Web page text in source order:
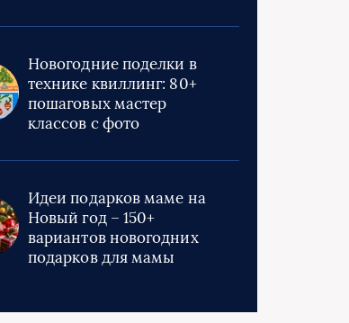
Новогодние поделки в
технике квиллинг: 80+
пошаговых мастер
классов с фото
Идеи подарков маме на
Новый год – 150+
вариантов новогодних
подарков для мамы